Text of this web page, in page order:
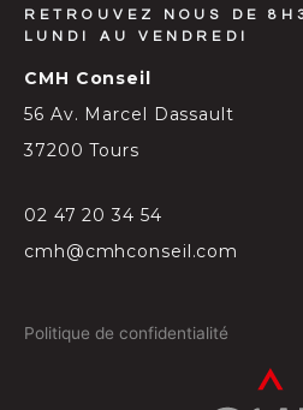
RETROUVEZ NOUS DE
LUNDI AU VENDREDI
CMH Conseil
56 Av. Marcel Dassault
37200 Tours
02 47 20 34 54
cmh@cmhconseil.com
Politique de confidentialité